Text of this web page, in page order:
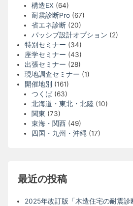
構造EX (64)
耐震診断Pro(67)
省エネ診断(20)
パッシブ設計オプション (2)
特別セミナー (34)
座学セミナー (43)
出張セミナー (28)
現地調査セミナー (1)
開催地別 (161)
つくば(63)
北海道・東北・北陸(10)
関東 (73)
東海・関西(49)
四国・九州・沖縄 (17)
最近の投稿
2025年改訂版「木造住宅の耐震